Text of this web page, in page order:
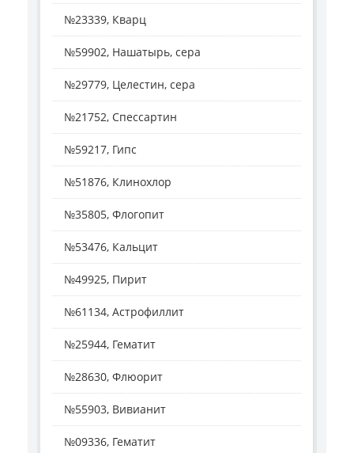
№23339, Кварц
№59902, Нашатырь, сера
№29779, Целестин, сера
№21752, Спессартин
№59217, Гипс
№51876, Клинохлор
№35805, Флогопит
№53476, Кальцит
№49925, Пирит
№61134, Астрофиллит
№25944, Гематит
№28630, Флюорит
№55903, Вивианит
№09336, Гематит